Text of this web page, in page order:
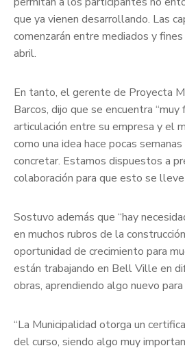
que ya vienen desarrollando. Las
comenzarán entre mediados y
abril.
En tanto, el gerente de Proyecta
Barcos, dijo que se encuentra
articulación entre su empresa y el
como una idea hace pocas
concretar. Estamos dispuestos a
colaboración para que esto se lleve
Sostuvo además que “hay
en muchos rubros de la
oportunidad de crecimiento para
están trabajando en Bell Ville en
obras, aprendiendo algo nuevo
“La Municipalidad otorga un
del curso, siendo algo muy